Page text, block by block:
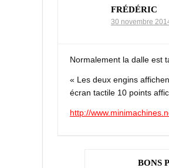
FRÉDÉRIC
30 novembre
Normalement la dalle est
« Les deux engins
écran tactile 10 points
http://
BONS